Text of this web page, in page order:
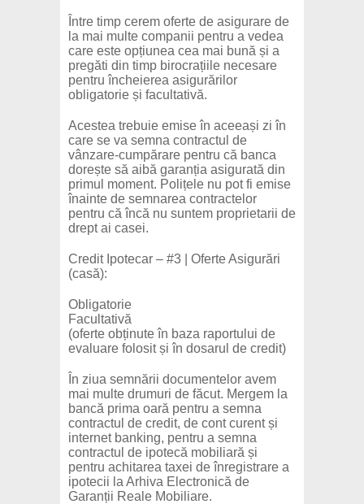
Între timp cerem oferte de asigurare de
la mai multe companii pentru a vedea
care este opțiunea cea mai bună și a
pregăti din timp birocrațiile necesare
pentru încheierea asigurărilor
obligatorie și facultativă.
Acestea trebuie emise în aceeași zi în
care se va semna contractul de
vânzare-cumpărare pentru că banca
dorește să aibă garanția asigurată din
primul moment. Polițele nu pot fi emise
înainte de semnarea contractelor
pentru că încă nu suntem proprietarii de
drept ai casei.
Credit Ipotecar – #3 | Oferte Asigurări
(casă):
Obligatorie
Facultativă
(oferte obținute în baza raportului de
evaluare folosit și în dosarul de credit)
În ziua semnării documentelor avem
mai multe drumuri de făcut. Mergem la
bancă prima oară pentru a semna
contractul de credit, de cont curent și
internet banking, pentru a semna
contractul de ipotecă mobiliară și
pentru achitarea taxei de înregistrare a
ipotecii la Arhiva Electronică de
Garanții Reale Mobiliare.